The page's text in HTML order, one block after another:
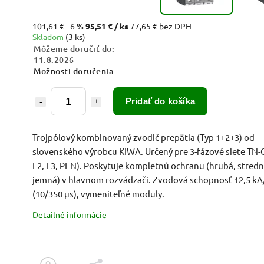
101,61 €–6 %95,51 € / ks77,65 € bez DPH
Skladom (3 ks)
Môžeme doručiť do:
11.8.2026
Možnosti doručenia
Pridať do košíka
Trojpólový kombinovaný zvodič prepätia (Typ 1+2+3) od
slovenského výrobcu KIWA. Určený pre 3-fázové siete TN-C
L2, L3, PEN). Poskytuje kompletnú ochranu (hrubá,
jemná) v hlavnom rozvádzači. Zvodová schopnosť 12,5
(10/350 µs), vymeniteľné moduly.
Detailné informácie